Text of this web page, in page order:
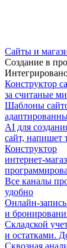
Сайты и
Создание в
Конструктор
за считаные
Шаблоны
AI для
сайт, напишет
Конструктор
интернет-
Все каналы
удобно
Онлайн-
и
Складской
и остатками.